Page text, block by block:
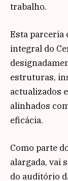
trabalho.
Esta parceria
integral do
estruturas,
actualizados
alinhados
eficácia.
Como parte
alargada, vai
do auditório